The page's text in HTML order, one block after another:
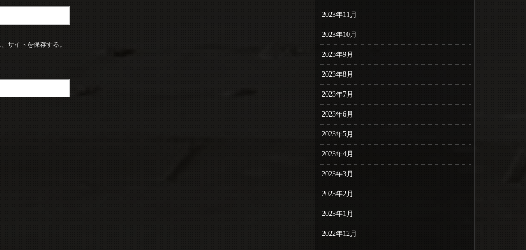
サイトを保存する。
2023年11月
2023年10月
2023年9月
2023年8月
2023年7月
2023年6月
2023年5月
2023年4月
2023年3月
2023年2月
2023年1月
2022年12月